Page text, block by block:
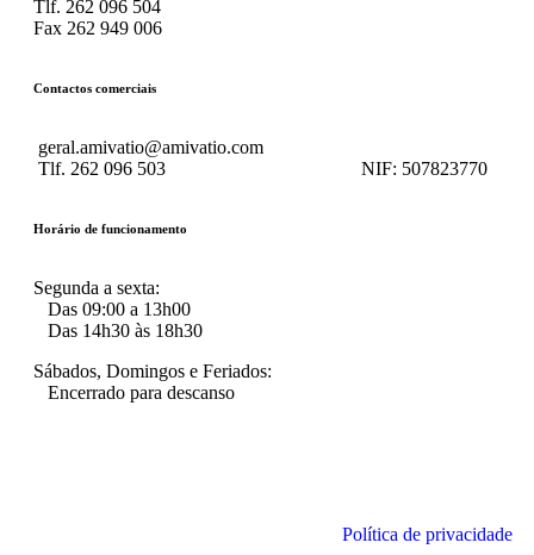
Tlf. 262 096 504
Fax 262 949 006
Contactos comerciais
geral.amivatio@amivatio.com
Tlf. 262 096 503 NIF: 507823770
Horário de funcionamento
Segunda a sexta:
Das 09:00 a 13h00
Das 14h30 às 18h30
Sábados, Domingos e Feriados:
Encerrado para descanso
Política de privacidade